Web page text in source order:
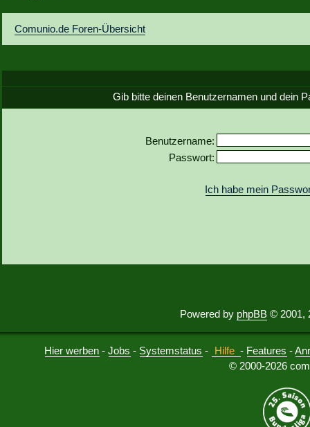
Spielanalyse
Vereinsdiskussion
Comunio.de Foren-Übersicht
Gib bitte deinen Benutzernamen und dein
Benutzername:
Passwort:
Ich habe mein
Powered by phpBB © 2001,
Hier werben -Jobs - Systemstatus - Hilfe - Features -
© 2000-2026